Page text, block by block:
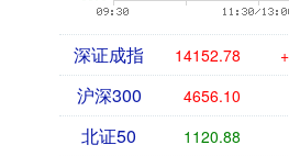
深证成指 14152.78
沪深300 4656.10
北证50 1120.88